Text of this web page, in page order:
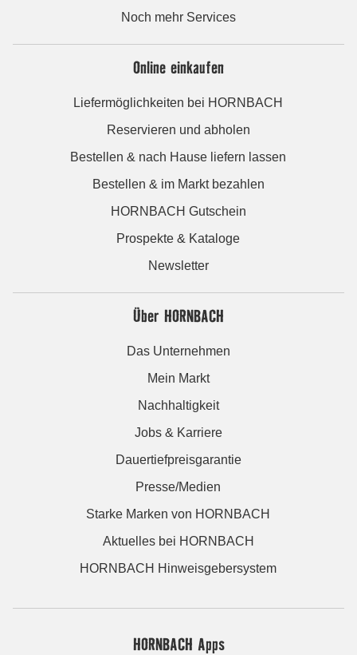
Noch mehr Services
Online einkaufen
Liefermöglichkeiten bei HORNBACH
Reservieren und abholen
Bestellen & nach Hause liefern lassen
Bestellen & im Markt bezahlen
HORNBACH Gutschein
Prospekte & Kataloge
Newsletter
Über HORNBACH
Das Unternehmen
Mein Markt
Nachhaltigkeit
Jobs & Karriere
Dauertiefpreisgarantie
Presse/Medien
Starke Marken von HORNBACH
Aktuelles bei HORNBACH
HORNBACH Hinweisgebersystem
HORNBACH Apps